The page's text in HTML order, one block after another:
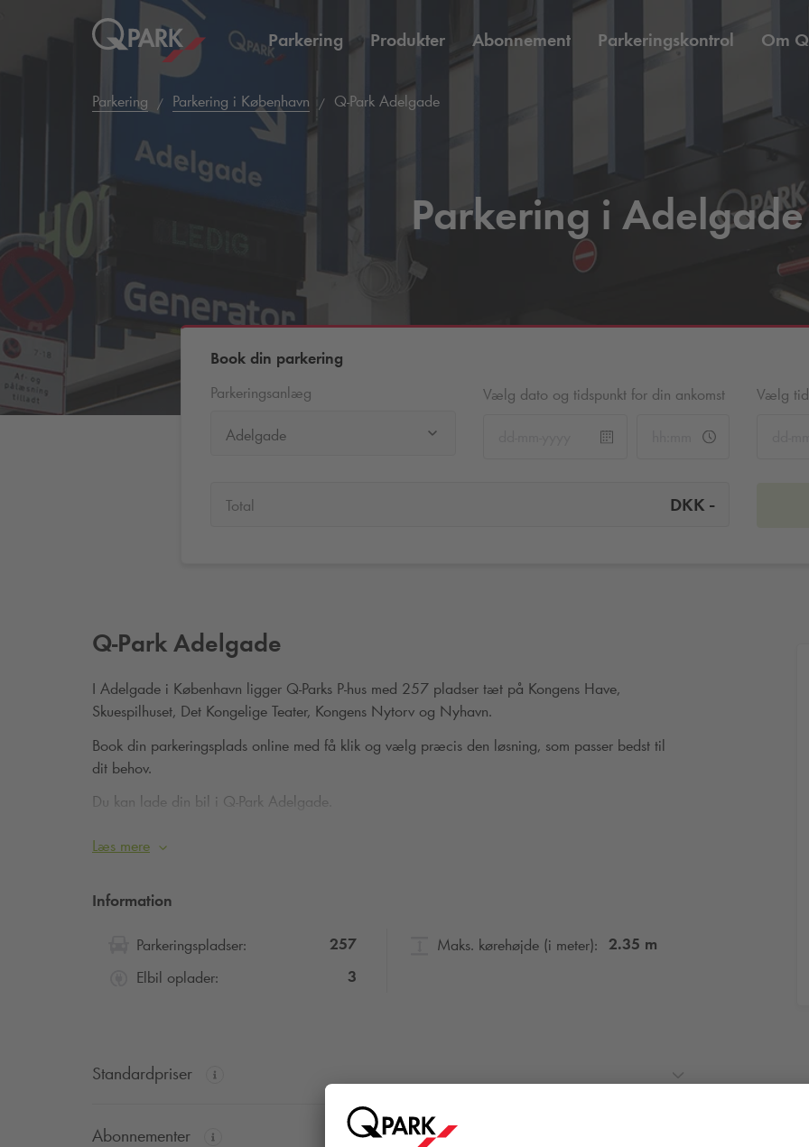
Parkering Produkter Abonnement Parkeringskontrol Om
Parkering Parkering i København Q-Park Adelgade
Parkering i Adelgade
Book din parkering
Parkeringsanlæg
Adelgade
Vælg dato og tidspunkt for din ankomst Vælg
Total DKK -
Q-Park Adelgade
I Adelgade i København ligger Q-Parks P-hus med 257 pladser tæt på Kongens Have,
Skuespilhuset, Det Kongelige Teater, Kongens Nytorv og Nyhavn.
Book din parkeringsplads online med få klik og vælg præcis den løsning, som passer bedst til
dit behov.
Du kan lade din bil i Q-Park Adelgade.
Læs mere
Information
Parkeringspladser:
257
Elbil oplader:
3
Maks. kørehøjde (i meter): 2.35 m
Standardpriser
Abonnementer